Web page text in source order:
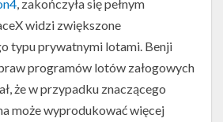
, zakończyła się pełnym
widzi zwiększone
typu prywatnymi lotami. Benji
programów lotów załogowych
że w przypadku znaczącego
może wyprodukować więcej